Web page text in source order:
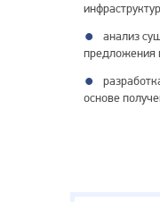
анализ
предложения
основе